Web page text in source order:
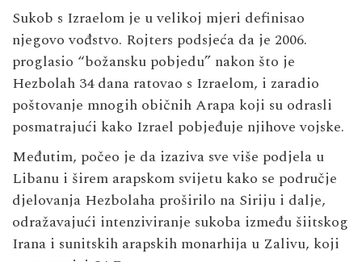
Sukob s Izraelom je u velikoj mjeri definisao
njegovo vođstvo. Rojters podsjeća da je 2006.
proglasio “božansku pobjedu” nakon što je
Hezbolah 34 dana ratovao s Izraelom, i zaradio
poštovanje mnogih običnih Arapa koji su odrasli
posmatrajući kako Izrael pobjeđuje njihove vojske.
Međutim, počeo je da izaziva sve više podjela u
Libanu i širem arapskom svijetu kako se područje
djelovanja Hezbolaha proširilo na Siriju i dalje,
odražavajući intenziviranje sukoba između šiitskog
Irana i sunitskih arapskih monarhija u Zalivu, koji